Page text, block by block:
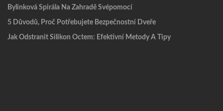
Bylinková Spirála Na Zahradě Svépomocí
5 Důvodů, Proč Potřebujete Bezpečnostní Dveře
Jak Odstranit Silikon Octem: Efektivní Metody A Tipy